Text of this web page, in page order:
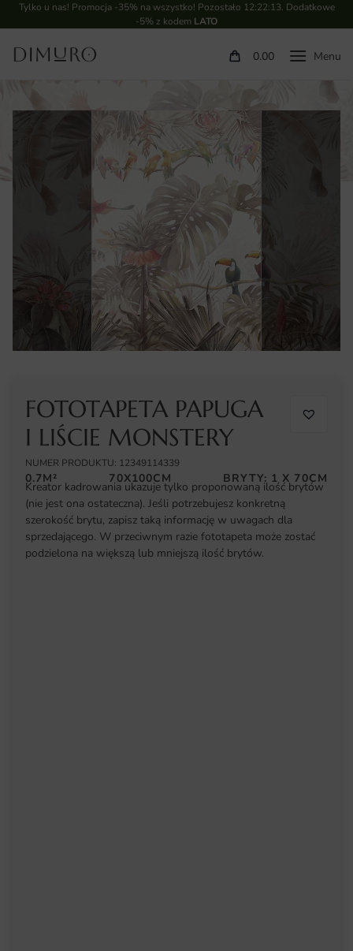
Tylko u nas! Promocja -35% na wszystko! Pozostało 12:22:12. Dodatkowe
-5% z kodem LATO
0.00
FOTOTAPETA PAPUGA
I LIŚCIE MONSTERY
NUMER PRODUKTU: 12349114339
0.7M² 70X100CM BRYTY: 1 X 70CM
Kreator kadrowania ukazuje tylko proponowaną ilość brytów
(nie jest ona ostateczna). Jeśli potrzebujesz konkretną
szerokość brytu, zapisz taką informację w uwagach dla
sprzedającego. W przeciwnym razie fototapeta może zostać
podzielona na większą lub mniejszą ilość brytów.